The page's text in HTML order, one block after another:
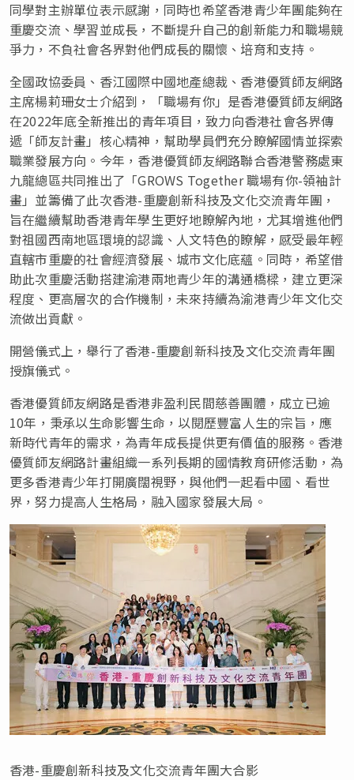
同學對主辦單位表示感謝，同時也希望香港青少年團能夠在
重慶交流、學習並成長，不斷提升自己的創新能力和職場競
爭力，不負社會各界對他們成長的關懷、培育和支持。
全國政協委員、香江國際中國地產總裁、香港優質師友網路
主席楊莉珊女士介紹到，「職場有你」是香港優質師友網路
在2022年底全新推出的青年項目，致力向香港社會各界傳
遞「師友計畫」核心精神，幫助學員們充分瞭解國情並探索
職業發展方向。今年，香港優質師友網路聯合香港警務處東
九龍總區共同推出了「GROWS Together 職場有你-領袖計
畫」並籌備了此次香港-重慶創新科技及文化交流青年團，
旨在繼續幫助香港青年學生更好地瞭解內地，尤其增進他們
對祖國西南地區環境的認識、人文特色的瞭解，感受最年輕
直轄市重慶的社會經濟發展、城市文化底蘊。同時，希望借
助此次重慶活動搭建渝港兩地青少年的溝通橋樑，建立更深
程度、更高層次的合作機制，未來持續為渝港青少年文化交
流做出貢獻。
開營儀式上，舉行了香港-重慶創新科技及文化交流青年團
授旗儀式。
香港優質師友網路是香港非盈利民間慈善團體，成立已逾
10年，秉承以生命影響生命，以閱歷豐富人生的宗旨，應
新時代青年的需求，為青年成長提供更有價值的服務。香港
優質師友網路計畫組織一系列長期的國情教育研修活動，為
更多香港青少年打開廣闊視野，與他們一起看中國、看世
界，努力提高人生格局，融入國家發展大局。
香港-重慶創新科技及文化交流青年團大合影